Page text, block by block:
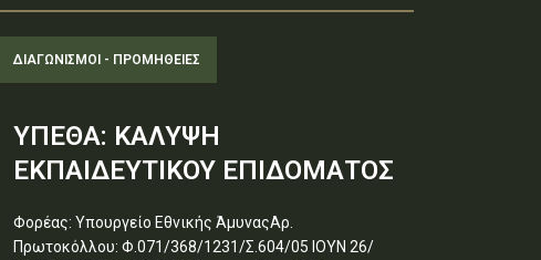
ΔΙΑΓΩΝΙΣΜΟΊ - ΠΡΟΜΉΘΕΙΕΣ
ΥΠΕΘΑ: ΚΑΛΥΨΗ
ΕΚΠΑΙΔΕΥΤΙΚΟΥ ΕΠΙΔΟΜΑΤΟΣ
Φορέας: Υπουργείο Εθνικής ΆμυναςΑρ.
Πρωτοκόλλου: Φ.071/368/1231/Σ.604/05 ΙΟΥΝ 26/